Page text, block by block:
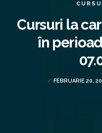
Cursuri la
în
FEBRUARIE 20,